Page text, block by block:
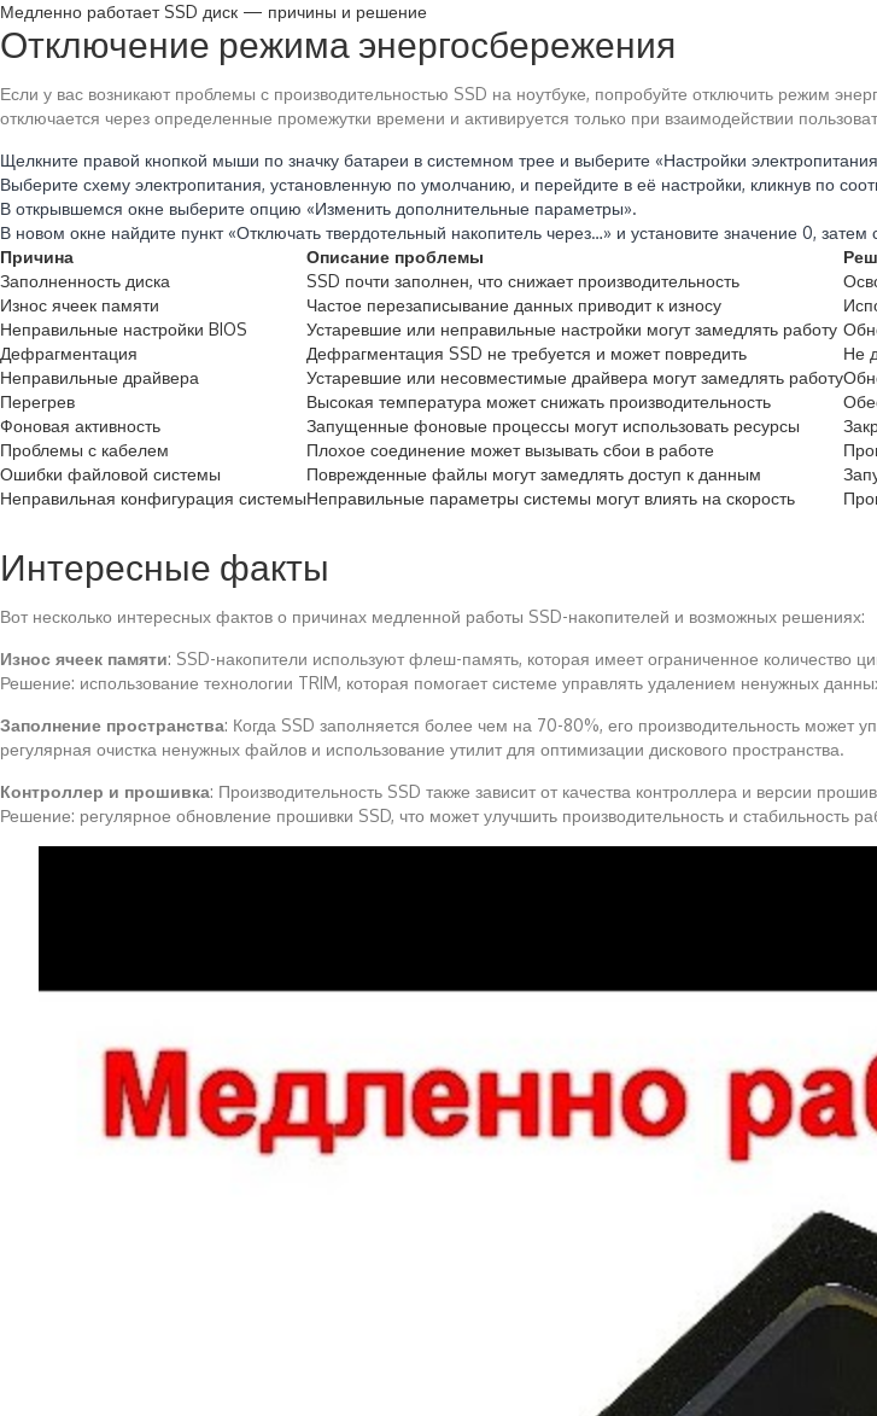
Медленно работает SSD диск — причины и решение
Отключение режима энергосбережения
Если у вас возникают проблемы с производительностью SSD на ноутбуке, попробуйте отключить режим
отключается через определенные промежутки времени и активируется только при взаимодействии
Щелкните правой кнопкой мыши по значку батареи в системном трее и выберите «Настройки
Выберите схему электропитания, установленную по умолчанию, и перейдите в её настройки, кликнув по
В открывшемся окне выберите опцию «Изменить дополнительные параметры».
В новом окне найдите пункт «Отключать твердотельный накопитель через…» и установите значение 0, затем
Причина
Описание проблемы
Заполненность диска
SSD почти заполнен, что снижает производительность
Износ ячеек памяти
Частое перезаписывание данных приводит к износу
Неправильные настройки BIOS
Устаревшие или неправильные настройки могут замедлять работу
Дефрагментация
Дефрагментация SSD не требуется и может повредить
Не
Неправильные драйвера
Устаревшие или несовместимые драйвера могут замедлять работу
Перегрев
Высокая температура может снижать производительность
Фоновая активность
Запущенные фоновые процессы могут использовать ресурсы
Проблемы с кабелем
Плохое соединение может вызывать сбои в работе
Ошибки файловой системы
Поврежденные файлы могут замедлять доступ к данным
Неправильная конфигурация системыНеправильные параметры системы могут влиять на скорость
Интересные факты
Вот несколько интересных фактов о причинах медленной работы SSD-накопителей и возможных решениях:
Износ ячеек памяти: SSD-накопители используют флеш-память, которая имеет ограниченное количество
Решение: использование технологии TRIM, которая помогает системе управлять удалением ненужных
Заполнение пространства: Когда SSD заполняется более чем на 70-80%, его производительность может
регулярная очистка ненужных файлов и использование утилит для оптимизации дискового пространства.
Контроллер и прошивка: Производительность SSD также зависит от качества контроллера и версии
Решение: регулярное обновление прошивки SSD, что может улучшить производительность и стабильность